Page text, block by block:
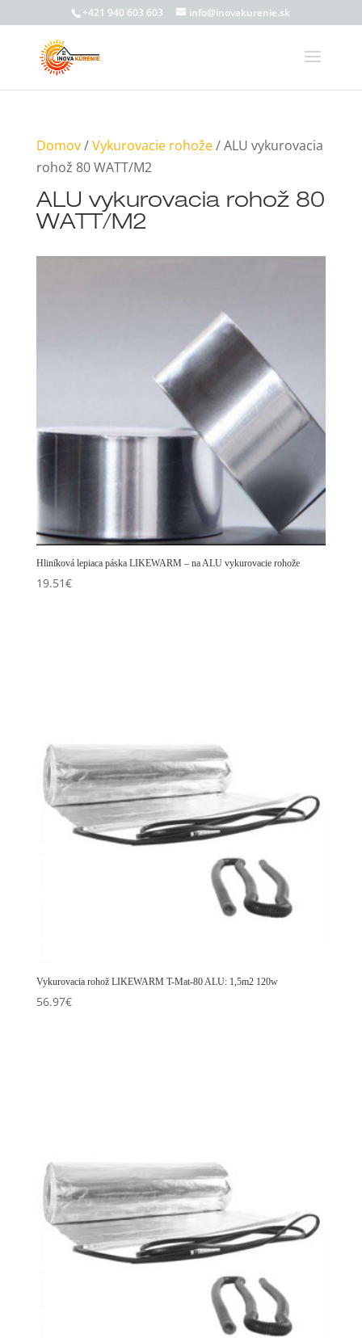
+421 940 603 603 info@inovakurenie.sk
Domov/Vykurovacie rohože/ ALU vykurovacia
rohož 80 WATT/M2
ALU vykurovacia rohož 80
WATT/M2
Hliníková lepiaca páska LIKEWARM – na ALU vykurovacie rohože
19.51€
Vykurovacia rohož LIKEWARM T-Mat-80 ALU: 1,5m2 120w
56.97€